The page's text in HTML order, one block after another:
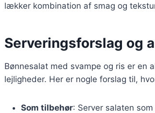
lækker kombination af smag og
Serveringsforslag og
Bønnesalat med svampe og ris er en
lejligheder. Her er nogle forslag til,
Som tilbehør: Server salaten